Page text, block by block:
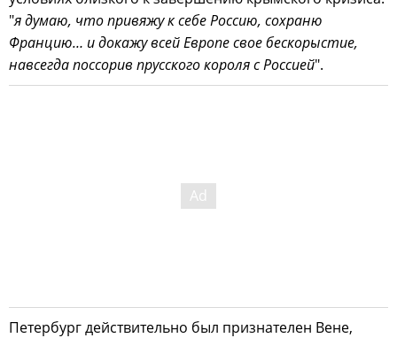
"я думаю, что привяжу к себе Россию, сохраню
Францию… и докажу всей Европе свое бескорыстие,
навсегда поссорив прусского короля с Россией".
Петербург действительно был признателен Вене,